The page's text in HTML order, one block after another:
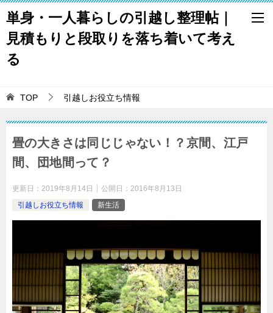
単身・一人暮らしの引越し整理帖｜
見積もりと段取りを落ち着いて考え
る
TOP 引越しお役立ち情報
畳の大きさは同じじゃない！？京間、江戸
間、団地間って？
更新日： 2019年8月14日 公開日： 2016年8月13日
引越しお役立ち情報
新生活